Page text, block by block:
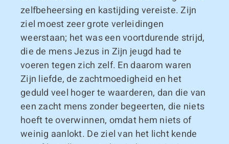
zelfbeheersing en kastijding vereiste. Zijn
ziel moest zeer grote verleidingen
weerstaan; het was een voortdurende strijd,
die de mens Jezus in Zijn jeugd had te
voeren tegen zich zelf. En daarom waren
Zijn liefde, de zachtmoedigheid en het
geduld veel hoger te waarderen, dan die van
een zacht mens zonder begeerten, die niets
hoeft te overwinnen, omdat hem niets of
weinig aanlokt. De ziel van het licht kende